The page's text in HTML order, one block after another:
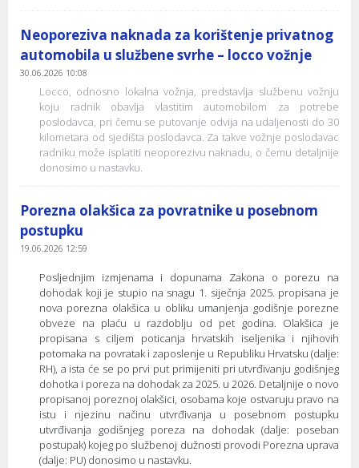
Neoporeziva naknada za korištenje privatnog
automobila u službene svrhe – locco vožnje
30.06.2026 10:08
Locco, odnosno lokalna vožnja, predstavlja službenu vožnju
koju radnik obavlja vlastitim automobilom za potrebe
poslodavca, pri čemu se putovanje odvija na udaljenosti do 30
kilometara od sjedišta poslodavca. Za takve vožnje poslodavac
radniku može isplatiti neoporezivu naknadu, o čemu detaljnije
donosimo u nastavku.
Porezna olakšica za povratnike u posebnom
postupku
19.06.2026 12:59
Posljednjim izmjenama i dopunama Zakona o porezu na
dohodak koji je stupio na snagu 1. siječnja 2025. propisana je
nova porezna olakšica u obliku umanjenja godišnje porezne
obveze na plaću u razdoblju od pet godina. Olakšica je
propisana s ciljem poticanja hrvatskih iseljenika i njihovih
potomaka na povratak i zaposlenje u Republiku Hrvatsku (dalje:
RH), a ista će se po prvi put primijeniti pri utvrđivanju godišnjeg
dohotka i poreza na dohodak za 2025. u 2026. Detaljnije o novo
propisanoj poreznoj olakšici, osobama koje ostvaruju pravo na
istu i njezinu načinu utvrđivanja u posebnom postupku
utvrđivanja godišnjeg poreza na dohodak (dalje: poseban
postupak) kojeg po službenoj dužnosti provodi Porezna uprava
(dalje: PU) donosimo u nastavku.